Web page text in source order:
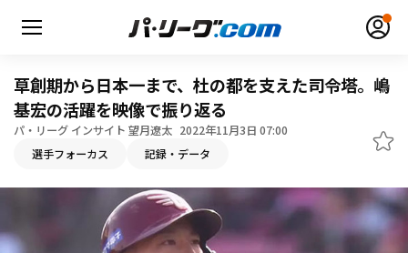
草創期から日本一まで、杜の都を支えた司令塔。嶋
基宏の活躍を映像で振り返る
パ・リーグ インサイト 望月遼太 2022年11月3日 07:00
選手フォーカス 記録・データ